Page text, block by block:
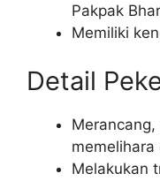
Pakpak
Memiliki
Detail
Melakukan